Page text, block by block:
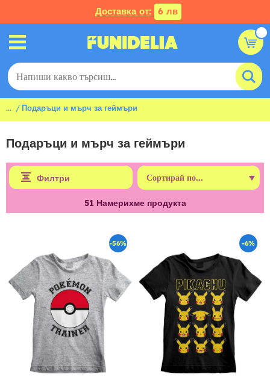
Доставка от: 6 лв
... Подаръци и мърч за геймъри
Подаръци и мърч за геймъри
Филтри
51 Намерихме продукта
-56% -6%